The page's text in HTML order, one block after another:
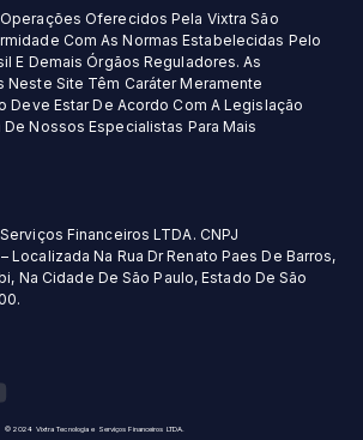
Oferecidos Pela Vixtra São
Com As Normas Estabelecidas Pelo
E Demais Órgãos Reguladores. As
Site Têm Caráter Meramente
Deve Estar De Acordo Com A Legislação
Nossos Especialistas Para Mais
Financeiros LTDA. CNPJ
Na Rua Dr Renato Paes De Barros,
Na Cidade De São Paulo, Estado De São
© 2024 Vixtra Tecnologia e Serviços Financeiros LTDA.